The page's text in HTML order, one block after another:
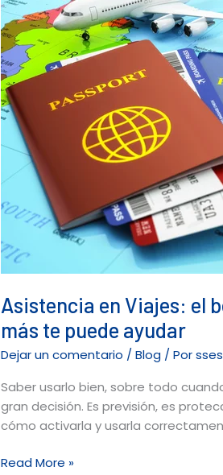
Asistencia en Viajes: el
más te puede ayudar
Dejar un comentario /Blog / Por
Saber usarlo bien, sobre todo
gran decisión. Es previsión, es
cómo activarla y usarla
del
Seguro
de
Gastos
Médicos
que
casi
nadie
usa…
que
te
puede
Read More »